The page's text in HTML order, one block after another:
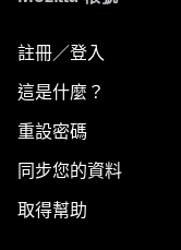
註冊／登入
這是什麼？
重設密碼
同步您的資料
取得幫助